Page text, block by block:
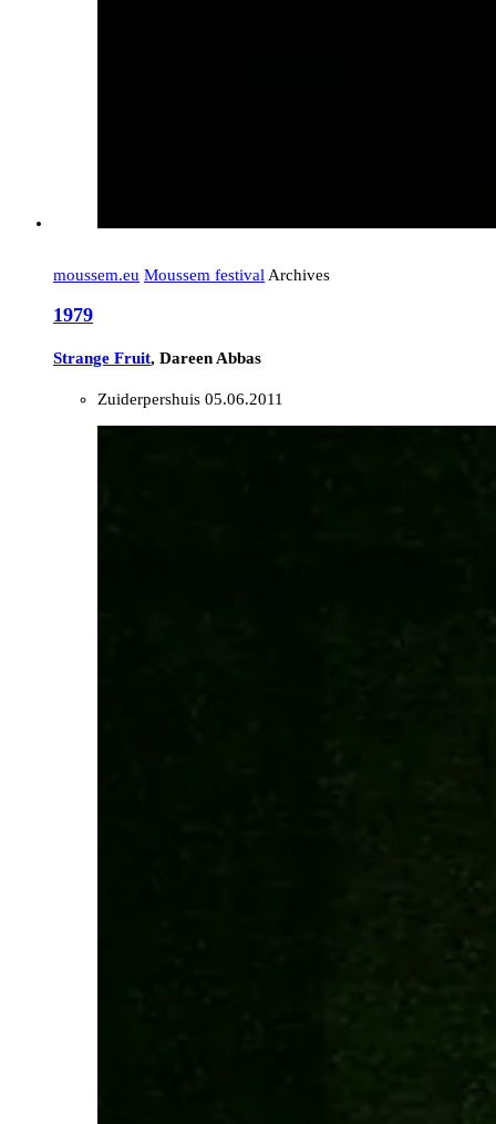
moussem.eu Moussem festival Archives
1979
Strange Fruit, Dareen Abbas
Zuiderpershuis 05.06.2011